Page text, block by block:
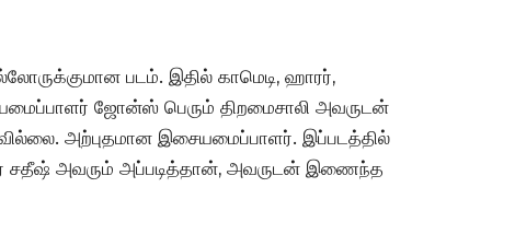
படம். இதில் காமெடி, ஹாரர்,
ஜோன்ஸ் பெரும் திறமைசாலி அவருடன்
அற்புதமான இசையமைப்பாளர். இப்படத்தில்
சதீஷ் அவரும் அப்படித்தான், அவருடன் இணைந்த